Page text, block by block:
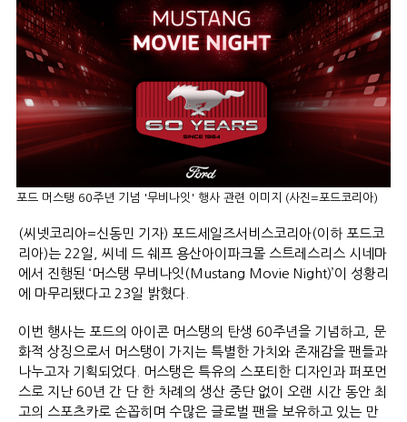
포드 머스탱 60주년 기념 '무비나잇' 행사 관련 이미지 (사진=포드코리아)
(씨넷코리아=신동민 기자) 포드세일즈서비스코리아(이하 포드코
리아)는 22일, 씨네 드 쉐프 용산아이파크몰 스트레스리스 시네마
에서 진행된 ‘머스탱 무비나잇(Mustang Movie Night)’이 성황리
에 마무리됐다고 23일 밝혔다.
이번 행사는 포드의 아이콘 머스탱의 탄생 60주년을 기념하고, 문
화적 상징으로서 머스탱이 가지는 특별한 가치와 존재감을 팬들과
나누고자 기획되었다. 머스탱은 특유의 스포티한 디자인과 퍼포먼
스로 지난 60년 간 단 한 차례의 생산 중단 없이 오랜 시간 동안 최
고의 스포츠카로 손꼽히며 수많은 글로벌 팬을 보유하고 있는 만